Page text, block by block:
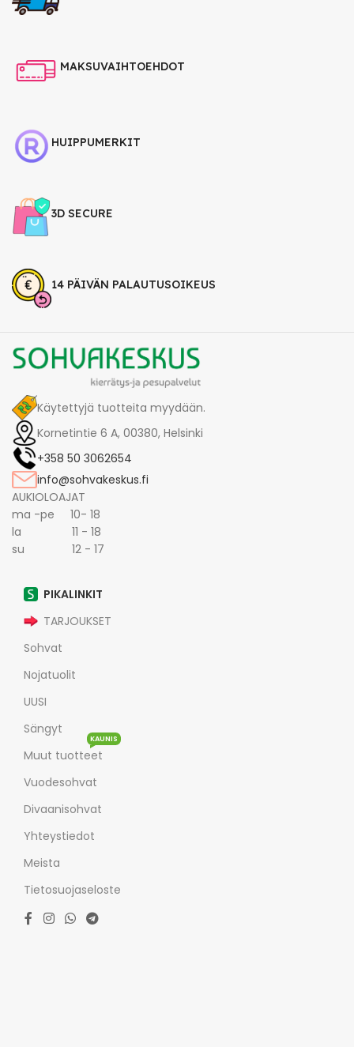
MAKSUVAIHTOEHDOT
HUIPPUMERKIT
3D SECURE
14 PÄIVÄN PALAUTUSOIKEUS
Käytettyjä tuotteita myydään.
Kornetintie 6 A, 00380, Helsinki
+358 50 3062654
info@sohvakeskus.fi
AUKIOLOAJAT
ma -pe 10- 18
la 11 - 18
su 12 - 17
PIKALINKIT
TARJOUKSET
Sohvat
Nojatuolit
UUSI
Sängyt
Muut tuotteet
KAUNIS
Vuodesohvat
Divaanisohvat
Yhteystiedot
Meista
Tietosuojaseloste